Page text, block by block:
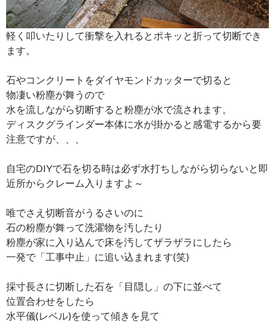
軽く叩いたりして衝撃を入れるとポキッと折って切断でき
ます。
石やコンクリートをダイヤモンドカッターで切ると
物凄い粉塵が舞うので
水を流しながら切断すると粉塵が水で流されます。
ディスクグラインダー本体に水が掛かると感電するから要
注意ですが、、、
自宅のDIYで石を切る時は必ず水打ちしながら切らないと即
近所からクレーム入りますよ～
唯でさえ切断音がうるさいのに
石の粉塵が舞って洗濯物を汚したり
粉塵が家に入り込んで床を汚してザラザラにしたら
一発で「工事中止」に追い込まれます(笑)
採寸長さに切断した石を「目隠し」の下に並べて
位置合わせをしたら
水平儀(レベル)を使って傾きを見て